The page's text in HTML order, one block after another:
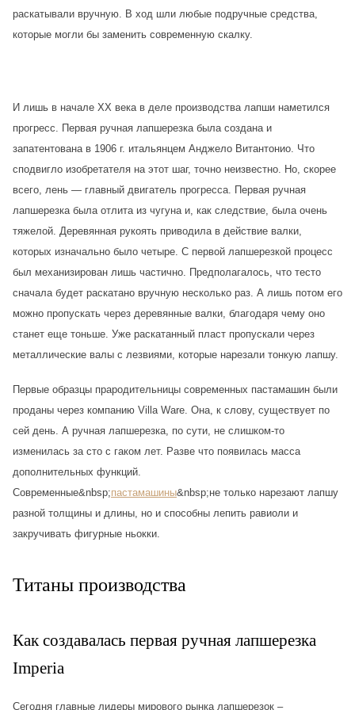
раскатывали вручную. В ход шли любые подручные средства,
которые могли бы заменить современную скалку.
И лишь в начале ХХ века в деле производства лапши наметился
прогресс. Первая ручная лапшерезка была создана и
запатентована в 1906 г. итальянцем Анджело Витантонио. Что
сподвигло изобретателя на этот шаг, точно неизвестно. Но, скорее
всего, лень — главный двигатель прогресса. Первая ручная
лапшерезка была отлита из чугуна и, как следствие, была очень
тяжелой. Деревянная рукоять приводила в действие валки,
которых изначально было четыре. С первой лапшерезкой процесс
был механизирован лишь частично. Предполагалось, что тесто
сначала будет раскатано вручную несколько раз. А лишь потом его
можно пропускать через деревянные валки, благодаря чему оно
станет еще тоньше. Уже раскатанный пласт пропускали через
металлические валы с лезвиями, которые нарезали тонкую лапшу.
Первые образцы прародительницы современных пастамашин были
проданы через компанию Villa Warе. Она, к слову, существует по
сей день. А ручная лапшерезка, по сути, не слишком-то
изменилась за сто с гаком лет. Разве что появилась масса
дополнительных функций.
Современные&nbsp;пастамашины&nbsp;не только нарезают лапшу
разной толщины и длины, но и способны лепить равиоли и
закручивать фигурные ньокки.
Титаны производства
Как создавалась первая ручная лапшерезка
Imperia
Сегодня главные лидеры мирового рынка лапшерезок –